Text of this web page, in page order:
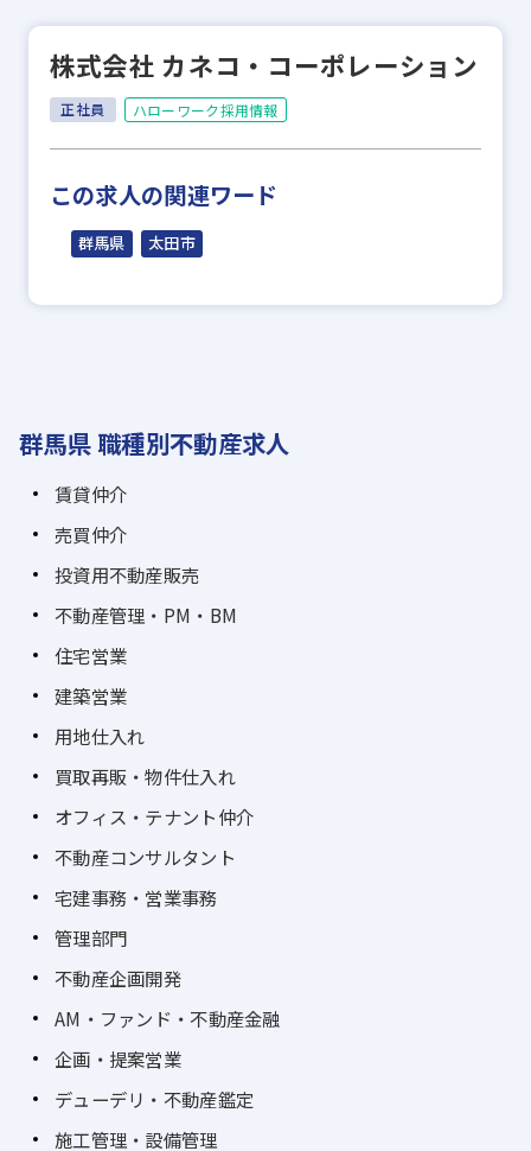
株式会社 カネコ・コーポレーション
正社員 ハローワーク採用情報
この求人の関連ワード
群馬県 太田市
群馬県 職種別不動産求人
賃貸仲介
売買仲介
投資用不動産販売
不動産管理・PM・BM
住宅営業
建築営業
用地仕入れ
買取再販・物件仕入れ
オフィス・テナント仲介
不動産コンサルタント
宅建事務・営業事務
管理部門
不動産企画開発
AM・ファンド・不動産金融
企画・提案営業
デューデリ・不動産鑑定
施工管理・設備管理